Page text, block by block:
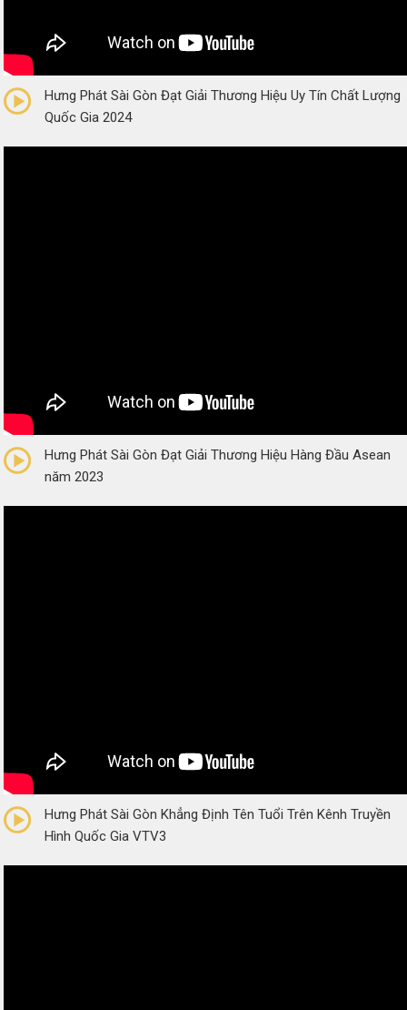
(0 Reviews)
Hưng Phát Sài Gòn Đạt Giải Thương Hiệu Uy Tín Chất Lượng
Quốc Gia 2024
(0 Reviews)
Hưng Phát Sài Gòn Đạt Giải Thương Hiệu Hàng Đầu Asean
năm 2023
(0 Reviews)
Hưng Phát Sài Gòn Khẳng Định Tên Tuổi Trên Kênh Truyền
Hình Quốc Gia VTV3